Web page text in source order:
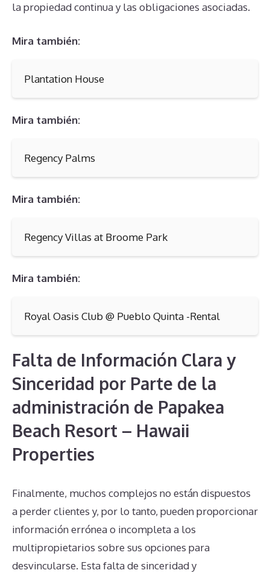
la propiedad continua y las obligaciones asociadas.
Mira también:
Plantation House
Mira también:
Regency Palms
Mira también:
Regency Villas at Broome Park
Mira también:
Royal Oasis Club @ Pueblo Quinta -Rental
Falta de Información Clara y
Sinceridad por Parte de la
administración de Papakea
Beach Resort – Hawaii
Properties
Finalmente, muchos complejos no están dispuestos
a perder clientes y, por lo tanto, pueden proporcionar
información errónea o incompleta a los
multipropietarios sobre sus opciones para
desvincularse. Esta falta de sinceridad y